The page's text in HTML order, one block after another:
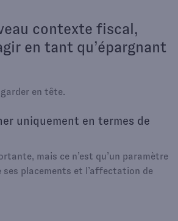
contexte fiscal,
en tant qu’épargnant
en tête.
uniquement en termes de
mais ce n’est qu’un paramètre
ses placements et l’affectation de